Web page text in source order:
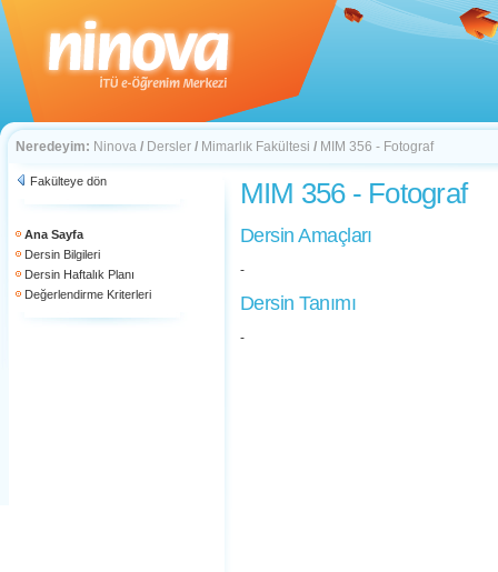
Neredeyim: Ninova / Dersler / Mimarlık Fakültesi / MIM 356 - Fotograf
Fakülteye dön
Ana Sayfa
Dersin Bilgileri
Dersin Haftalık Planı
Değerlendirme Kriterleri
MIM 356 - Fotograf
Dersin Amaçları
-
Dersin Tanımı
-